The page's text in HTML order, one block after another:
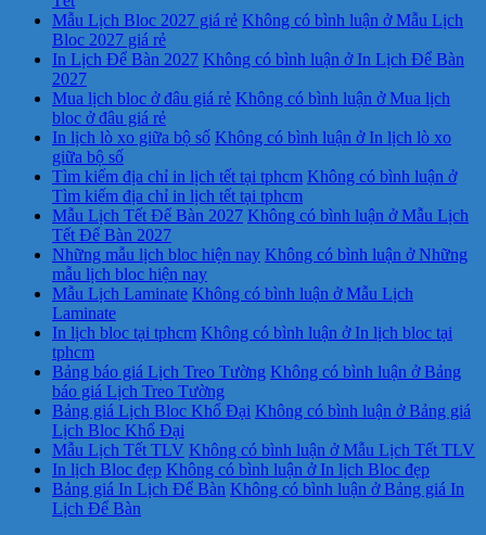
Mẫu Lịch Bloc 2027 giá rẻ Không có bình luận ở Mẫu Lịch
Bloc 2027 giá rẻ
In Lịch Để Bàn 2027 Không có bình luận ở In Lịch Để Bàn
2027
Mua lịch bloc ở đâu giá rẻ Không có bình luận ở Mua lịch
bloc ở đâu giá rẻ
In lịch lò xo giữa bộ số Không có bình luận ở In lịch lò xo
giữa bộ số
Tìm kiếm địa chỉ in lịch tết tại tphcm Không có bình luận ở
Tìm kiếm địa chỉ in lịch tết tại tphcm
Mẫu Lịch Tết Để Bàn 2027 Không có bình luận ở Mẫu Lịch
Tết Để Bàn 2027
Những mẫu lịch bloc hiện nay Không có bình luận ở Những
mẫu lịch bloc hiện nay
Mẫu Lịch Laminate Không có bình luận ở Mẫu Lịch
Laminate
In lịch bloc tại tphcm Không có bình luận ở In lịch bloc tại
tphcm
Bảng báo giá Lịch Treo Tường Không có bình luận ở Bảng
báo giá Lịch Treo Tường
Bảng giá Lịch Bloc Khổ Đại Không có bình luận ở Bảng giá
Lịch Bloc Khổ Đại
Mẫu Lịch Tết TLV Không có bình luận ở Mẫu Lịch Tết TLV
In lịch Bloc đẹp Không có bình luận ở In lịch Bloc đẹp
Bảng giá In Lịch Để Bàn Không có bình luận ở Bảng giá In
Lịch Để Bàn